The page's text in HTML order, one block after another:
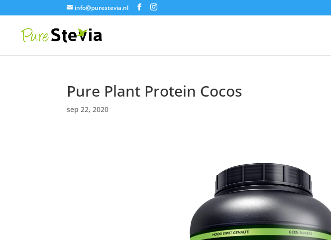
info@purestevia.nl
Pure Plant Protein Cocos
sep 22, 2020